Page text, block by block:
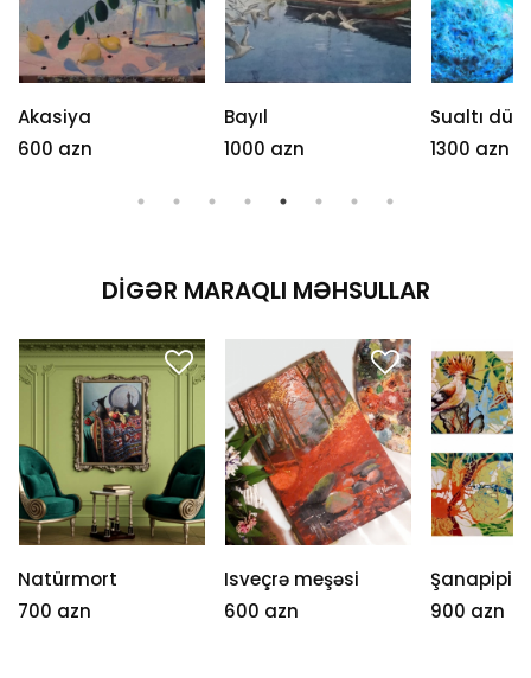
Akasiya
600 azn
Bayıl
1000 azn
Sualtı
1300 azn
DIGƏR MARAQLI MƏHSULLAR
Natürmort
700 azn
Isveçrə meşəsi
600 azn
900 azn